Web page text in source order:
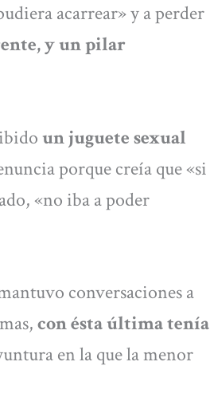
acarrear» y a perder
y un pilar
un juguete sexual
porque creía que «si
«no iba a poder
conversaciones a
con ésta última tenía
en la que la menor